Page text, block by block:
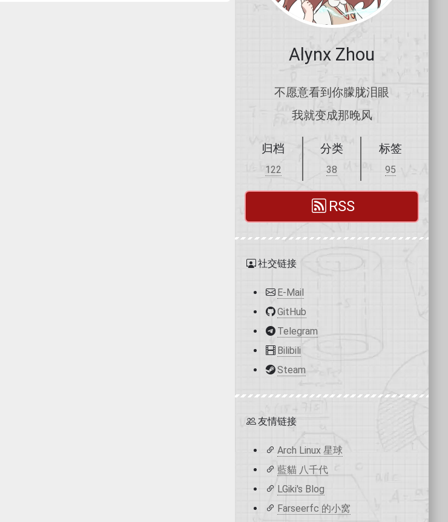
Alynx Zhou
不愿意看到你朦胧泪眼
我就变成那晚风
归档
122
分类
38
标签
95
RSS
社交链接
E-Mail
GitHub
Telegram
Bilibili
Steam
友情链接
Arch Linux 星球
藍貓 八千代
LGiki's Blog
Farseerfc 的小窝